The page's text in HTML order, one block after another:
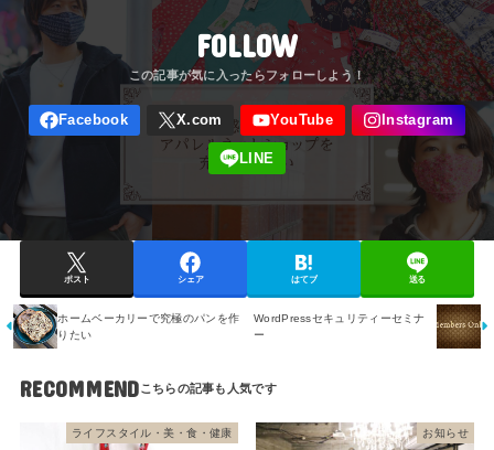
FOLLOW
ポスト シェア はてブ 送る
ホームベーカリーで究極のパンを作
りたい
WordPressセキュリティーセミナ
ー
RECOMMEND
ライフスタイル・美・食・健康 お知らせ